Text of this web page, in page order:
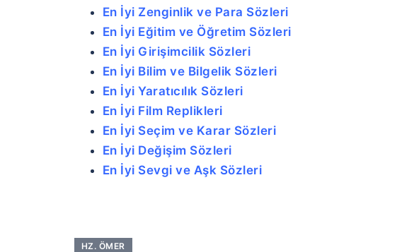
En İyi Zenginlik ve Para Sözleri
En İyi Eğitim ve Öğretim Sözleri
En İyi Girişimcilik Sözleri
En İyi Bilim ve Bilgelik Sözleri
En İyi Yaratıcılık Sözleri
En İyi Film Replikleri
En İyi Seçim ve Karar Sözleri
En İyi Değişim Sözleri
En İyi Sevgi ve Aşk Sözleri
HZ. ÖMER